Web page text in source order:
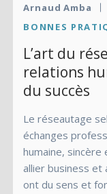
Arnaud Amba
BONNES
L’art du
relations
du succès
Le réseautage
échanges
humaine,
allier business et
ont du sens et